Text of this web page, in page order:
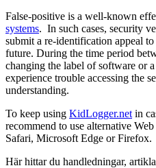
False-positive is a well-known
systems. In such cases, security
submit a re-identification appeal
future. During the time period
changing the label of software or
experience trouble accessing the
understanding.
To keep using KidLogger.netin
recommend to use alternative
Safari, Microsoft Edge or Firefox.
Här hittar du handledningar,